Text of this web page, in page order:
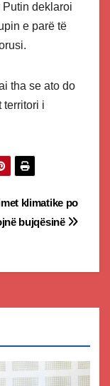
deklaroi
e parë të
tha se ato do
territori i
klimatike po
bujqësinë